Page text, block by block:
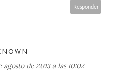
Responder
agosto de 2013 a las 10:02